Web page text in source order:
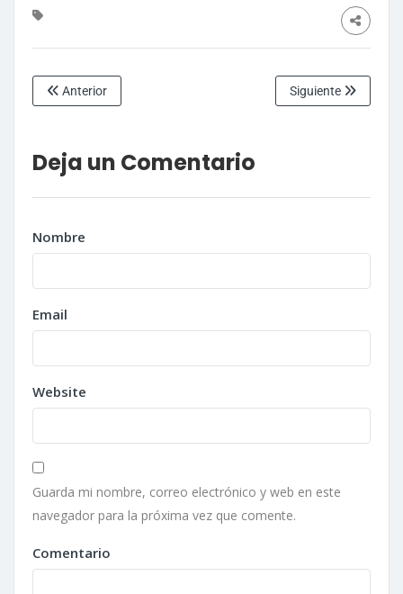
Anterior Siguiente
Deja un Comentario
Nombre
Email
Website
Guarda mi nombre, correo electrónico y web en este
navegador para la próxima vez que comente.
Comentario